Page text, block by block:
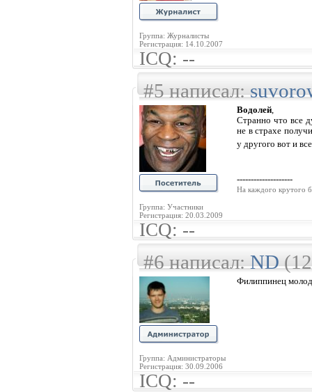
Группа: Журналисты
Регистрация: 14.10.2007
ICQ: --
#5 написал:
Группа: Участники
Регистрация: 20.03.2009
Водолей,
Странно что все
не в страхе
у другого вот и
--------------------
На каждого крутого
ICQ: --
#6 написал:ND(12
Группа: Администраторы
Регистрация: 30.09.2006
Филиппинец
ICQ: --